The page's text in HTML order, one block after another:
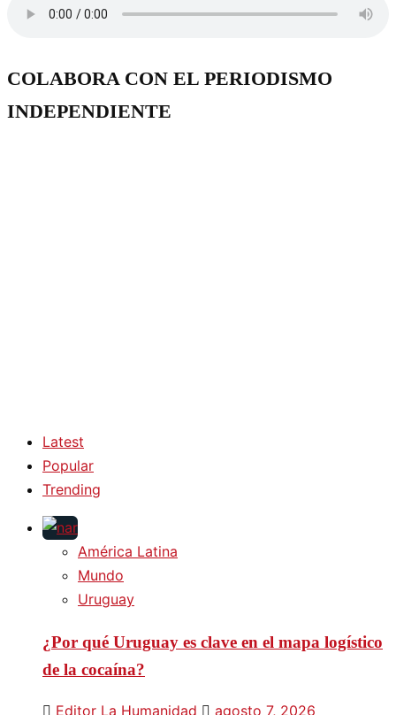
COLABORA CON EL PERIODISMO
INDEPENDIENTE
Latest
Popular
Trending
América Latina
Mundo
Uruguay
¿Por qué Uruguay es clave en el mapa logístico
de la cocaína?
Editor La Humanidad agosto 7, 2026